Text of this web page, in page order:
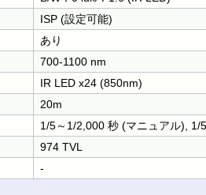
ISP (設定可能)
あり
700-1100 nm
IR LED x24 (850nm)
20m
1/5～1/2,000 秒 (マニュアル), 1/
974 TVL
-